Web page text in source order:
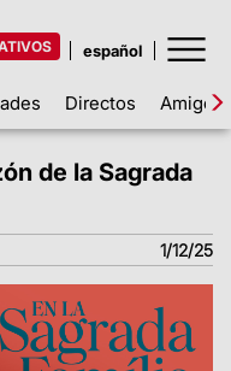
Directos Amigos
de la Sagrada
1/12/25